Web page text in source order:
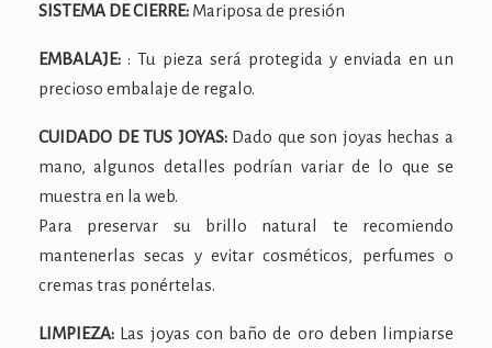
SISTEMA DE CIERRE: Mariposa de presión
EMBALAJE: : Tu pieza será protegida y enviada en un
precioso embalaje de regalo.
CUIDADO DE TUS JOYAS:Dado que son joyas hechas a
mano, algunos detalles podrían variar de lo que se
muestra en la web.
Para preservar su brillo natural te recomiendo
mantenerlas secas y evitar cosméticos, perfumes o
cremas tras ponértelas.
LIMPIEZA: Las joyas con baño de oro deben limpiarse